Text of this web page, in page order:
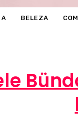
BELEZA